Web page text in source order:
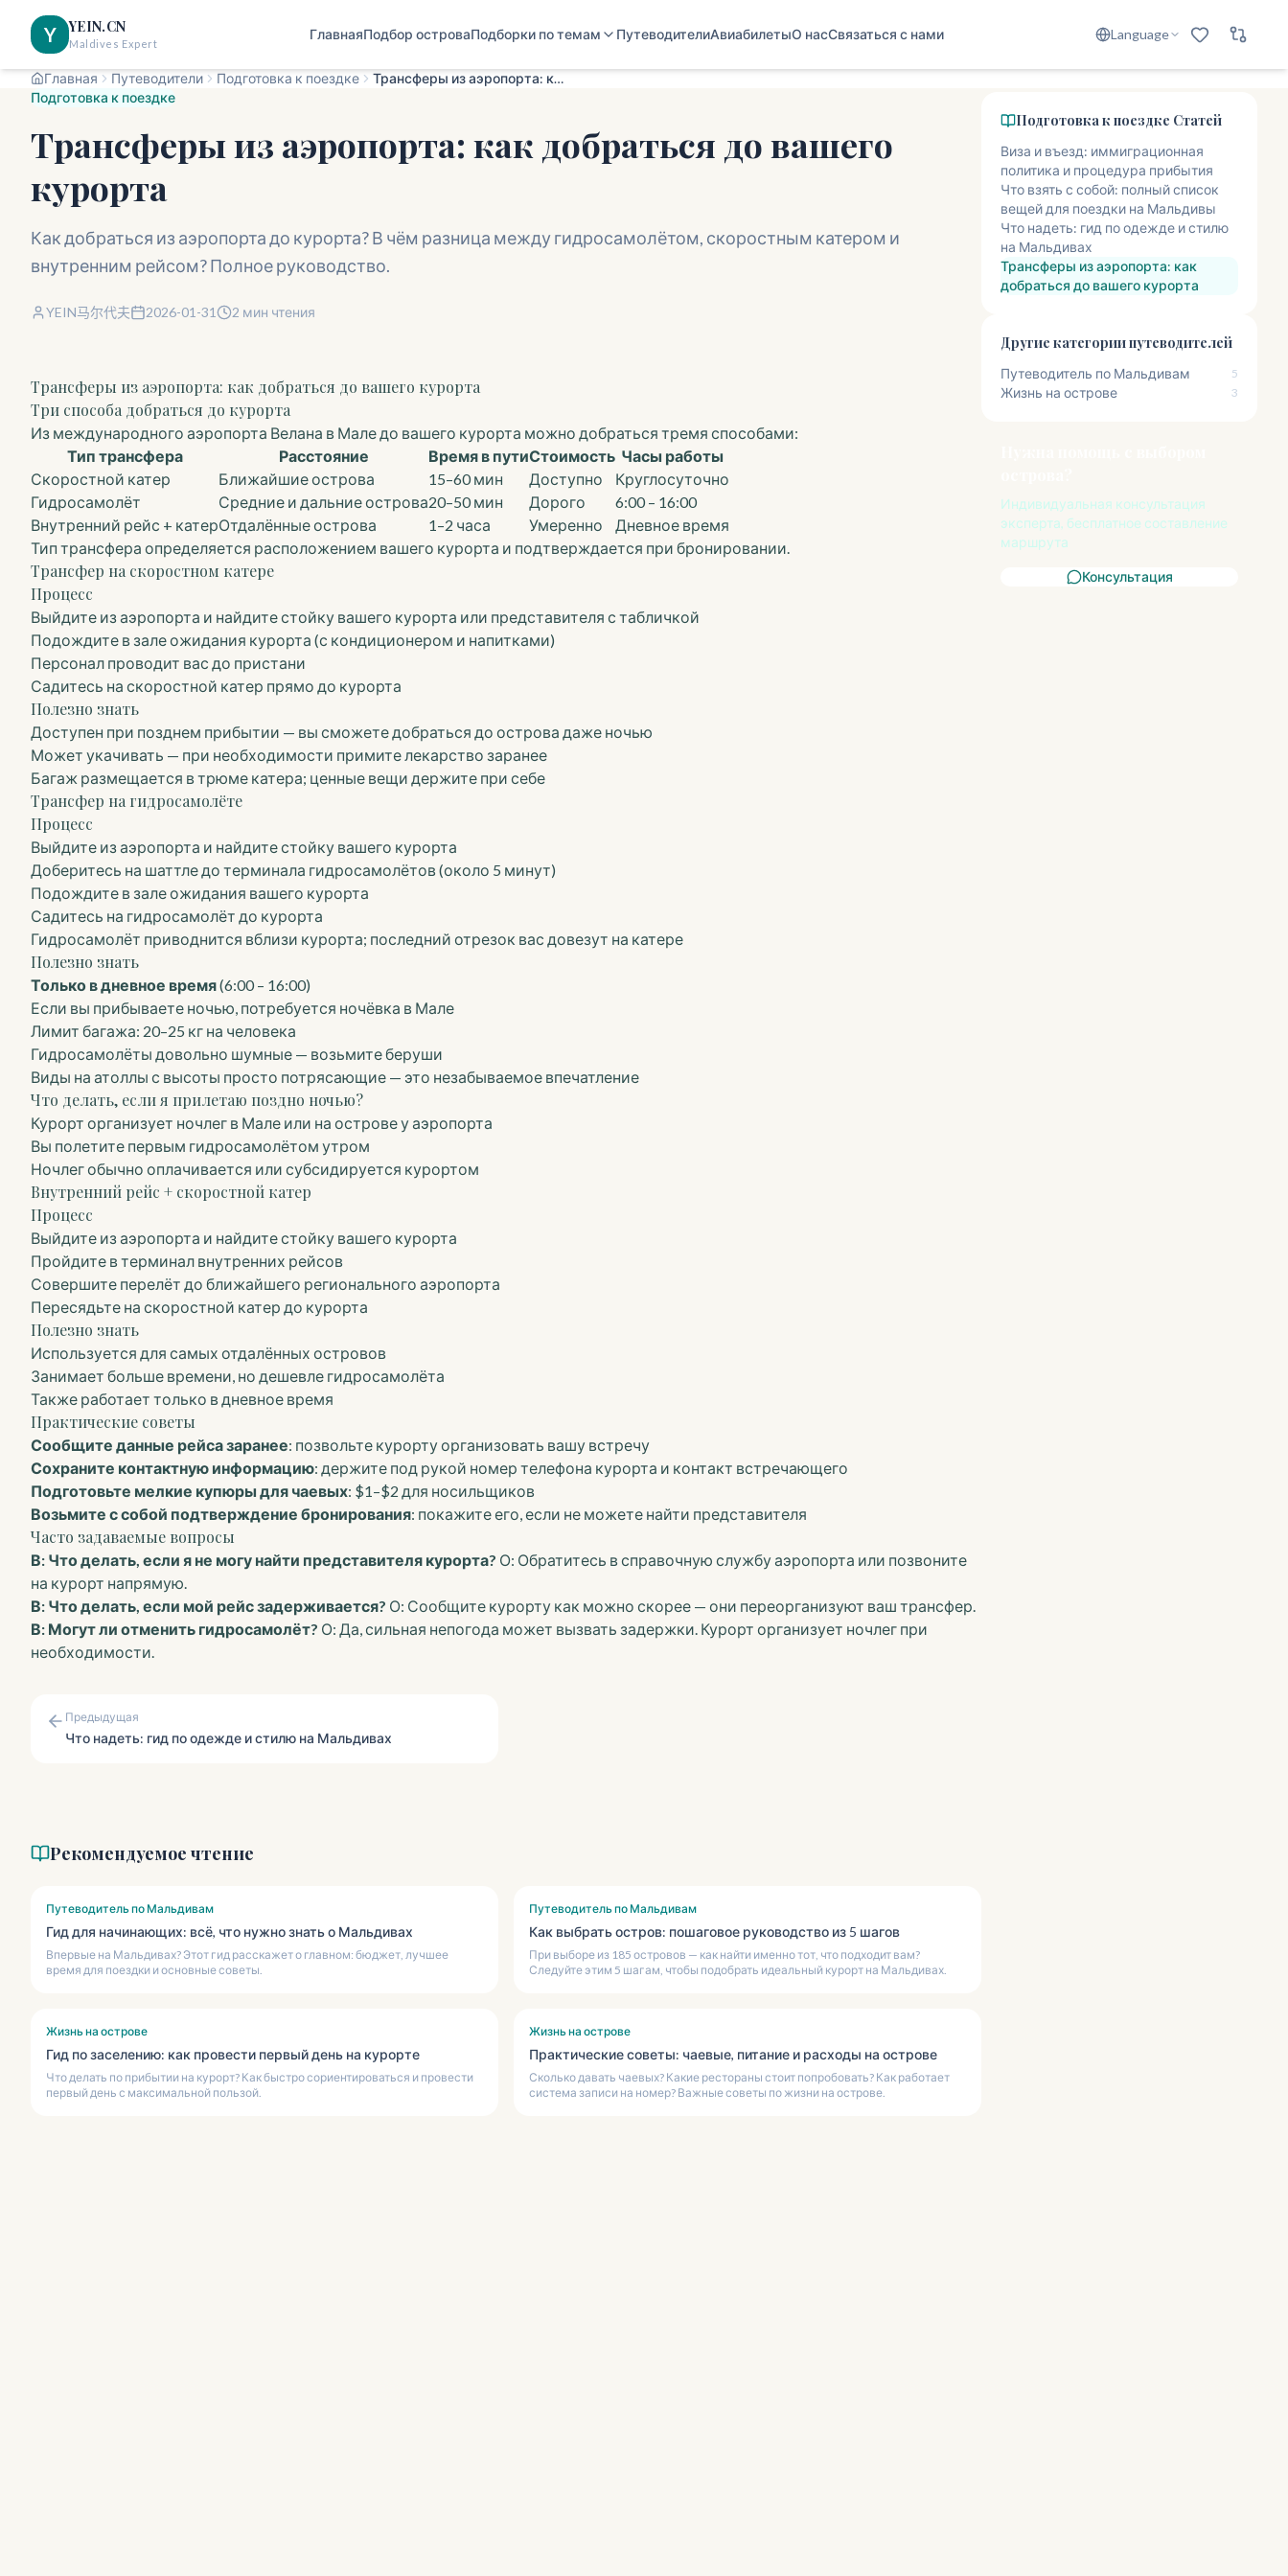
Y YEIN.CN
Maldives Expert
ГлавнаяПодбор островаПодборки по темам ПутеводителиАвиабилетыО насСвязаться с нами Language
Главная Путеводители Подготовка к поездке
Трансферы из аэропорта: как добраться до вашего курорта
Подготовка к поездке
Трансферы из аэропорта: как добраться до вашего
курорта
Как добраться из аэропорта до курорта? В чём разница между гидросамолётом, скоростным катером и
внутренним рейсом? Полное руководство.
YEIN马尔代夫 2026-01-31 2 мин чтения
Трансферы из аэропорта: как добраться до вашего курорта
Три способа добраться до курорта
Из международного аэропорта Велана в Мале до вашего курорта можно добраться тремя способами:
Тип трансфера
Расстояние Время в путиСтоимость Часы работы
Скоростной катер
Ближайшие острова 15–60 мин Доступно
Круглосуточно
Гидросамолёт
Средние и дальние острова20–50 мин Дорого
6:00 – 16:00
Внутренний рейс + катерОтдалённые острова 1–2 часа Умеренно
Дневное время
Тип трансфера определяется расположением вашего курорта и подтверждается при бронировании.
Трансфер на скоростном катере
Процесс
Выйдите из аэропорта и найдите стойку вашего курорта или представителя с табличкой
Подождите в зале ожидания курорта (с кондиционером и напитками)
Персонал проводит вас до пристани
Садитесь на скоростной катер прямо до курорта
Полезно знать
Доступен при позднем прибытии — вы сможете добраться до острова даже ночью
Может укачивать — при необходимости примите лекарство заранее
Багаж размещается в трюме катера; ценные вещи держите при себе
Трансфер на гидросамолёте
Процесс
Выйдите из аэропорта и найдите стойку вашего курорта
Доберитесь на шаттле до терминала гидросамолётов (около 5 минут)
Подождите в зале ожидания вашего курорта
Садитесь на гидросамолёт до курорта
Гидросамолёт приводнится вблизи курорта; последний отрезок вас довезут на катере
Полезно знать
Только в дневное время(6:00 – 16:00)
Если вы прибываете ночью, потребуется ночёвка в Мале
Лимит багажа: 20–25 кг на человека
Гидросамолёты довольно шумные — возьмите беруши
Виды на атоллы с высоты просто потрясающие — это незабываемое впечатление
Что делать, если я прилетаю поздно ночью?
Курорт организует ночлег в Мале или на острове у аэропорта
Вы полетите первым гидросамолётом утром
Ночлег обычно оплачивается или субсидируется курортом
Внутренний рейс + скоростной катер
Процесс
Выйдите из аэропорта и найдите стойку вашего курорта
Пройдите в терминал внутренних рейсов
Совершите перелёт до ближайшего регионального аэропорта
Пересядьте на скоростной катер до курорта
Полезно знать
Используется для самых отдалённых островов
Занимает больше времени, но дешевле гидросамолёта
Также работает только в дневное время
Практические советы
Сообщите данные рейса заранее: позвольте курорту организовать вашу встречу
Сохраните контактную информацию: держите под рукой номер телефона курорта и контакт встречающего
Подготовьте мелкие купюры для чаевых: $1–$2 для носильщиков
Возьмите с собой подтверждение бронирования: покажите его, если не можете найти представителя
Часто задаваемые вопросы
В: Что делать, если я не могу найти представителя курорта? О: Обратитесь в справочную службу аэропорта или позвоните
на курорт напрямую.
В: Что делать, если мой рейс задерживается? О: Сообщите курорту как можно скорее — они переорганизуют ваш трансфер.
В: Могут ли отменить гидросамолёт? О: Да, сильная непогода может вызвать задержки. Курорт организует ночлег при
необходимости.
Предыдущая
Что надеть: гид по одежде и стилю на Мальдивах
Рекомендуемое чтение
Путеводитель по Мальдивам
Гид для начинающих: всё, что нужно знать о Мальдивах
Впервые на Мальдивах? Этот гид расскажет о главном: бюджет, лучшее
время для поездки и основные советы.
Путеводитель по Мальдивам
Как выбрать остров: пошаговое руководство из 5 шагов
При выборе из 185 островов — как найти именно тот, что подходит вам?
Следуйте этим 5 шагам, чтобы подобрать идеальный курорт на Мальдивах.
Жизнь на острове
Гид по заселению: как провести первый день на курорте
Что делать по прибытии на курорт? Как быстро сориентироваться и провести
первый день с максимальной пользой.
Жизнь на острове
Практические советы: чаевые, питание и расходы на острове
Сколько давать чаевых? Какие рестораны стоит попробовать? Как работает
система записи на номер? Важные советы по жизни на острове.
Подготовка к поездке Статей
Виза и въезд: иммиграционная
политика и процедура прибытия
Что взять с собой: полный список
вещей для поездки на Мальдивы
Что надеть: гид по одежде и стилю
на Мальдивах
Трансферы из аэропорта: как
добраться до вашего курорта
Другие категории путеводителей
Путеводитель по Мальдивам 5
Жизнь на острове 3
Индивидуальная консультация
эксперта, бесплатное составление
маршрута
Консультация